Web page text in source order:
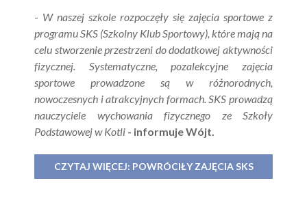
- W naszej szkole rozpoczęły się zajęcia sportowe z
programu SKS (Szkolny Klub Sportowy), które mają na
celu stworzenie przestrzeni do dodatkowej aktywności
fizycznej. Systematyczne, pozalekcyjne zajęcia
sportowe prowadzone są w różnorodnych,
nowoczesnych i atrakcyjnych formach. SKS prowadzą
nauczyciele wychowania fizycznego ze Szkoły
Podstawowej w Kotli - informuje Wójt.
CZYTAJ WIĘCEJ: POWRÓCIŁY ZAJĘCIA SKS